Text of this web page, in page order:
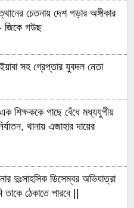
চেতনায় দেশ গড়ার অঙ্গীকার
জিকে গউছ
সহ গ্রেপ্তার যুবদল নেতা
শিক্ষককে গাছে বেঁধে মধ্যযুগীয়
থানায় এজাহার দায়ের
দুঃসাহসিক ডিসেম্বর অভিযাত্রা
ঠেকাতে পারবে ||